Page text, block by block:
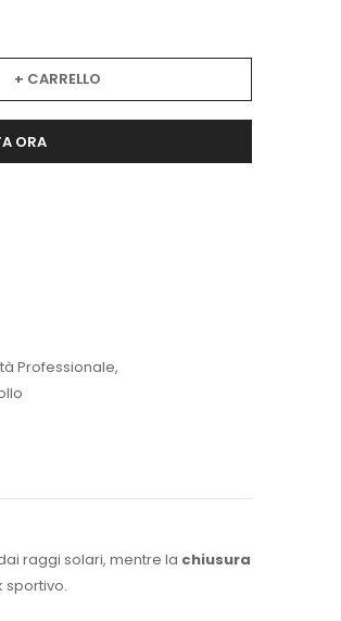
+ CARRELLO
ORA
Professionale,
raggi solari, mentre la chiusura
sportivo.